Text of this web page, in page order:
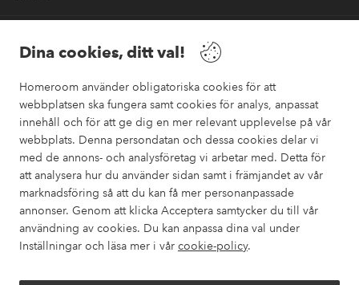
Dina cookies, ditt val!
Homeroom använder obligatoriska cookies för att
webbplatsen ska fungera samt cookies för analys, anpassat
innehåll och för att ge dig en mer relevant upplevelse på vår
webbplats. Denna persondatan och dessa cookies delar vi
med de annons- och analysföretag vi arbetar med. Detta för
att analysera hur du använder sidan samt i främjandet av vår
marknadsföring så att du kan få mer personanpassade
annonser. Genom att klicka Acceptera samtycker du till vår
användning av cookies. Du kan anpassa dina val under
Inställningar och läsa mer i vår cookie-policy.
Säkra betalningar
Vill du veta mer om våra betalalternativ ?
elpy